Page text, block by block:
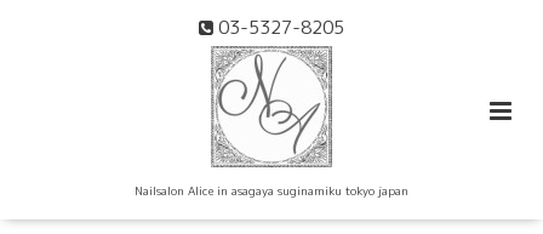
03-5327-8205
Nailsalon Alice in asagaya suginamiku tokyo japan